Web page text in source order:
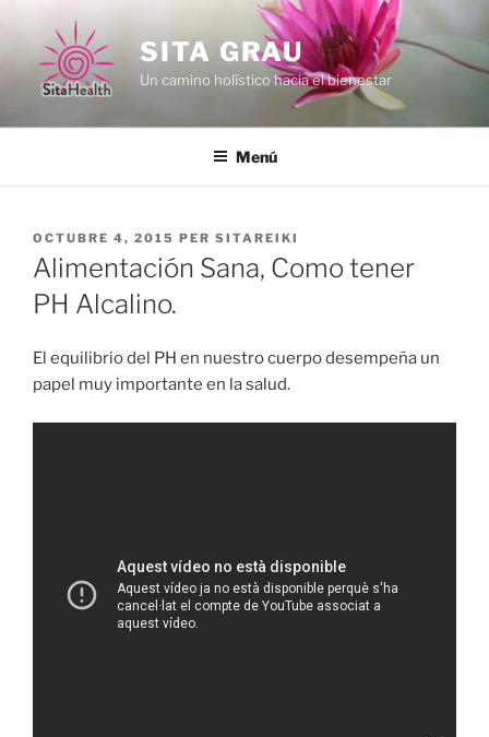
contingut
SITA GRAU
Un camino holístico hacia el bienestar
Menú
PUBLICAT
A
OCTUBRE 4, 2015 PER SITAREIKI
Alimentación Sana, Como tener
PH Alcalino.
El equilibrio del PH en nuestro cuerpo desempeña un
papel muy importante en la salud.